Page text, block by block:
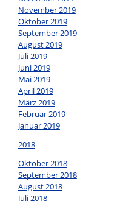
November 2019
Oktober 2019
September 2019
August 2019
Juli 2019
Juni 2019
Mai 2019
April 2019
März 2019
Februar 2019
Januar 2019
2018
Oktober 2018
September 2018
August 2018
Juli 2018